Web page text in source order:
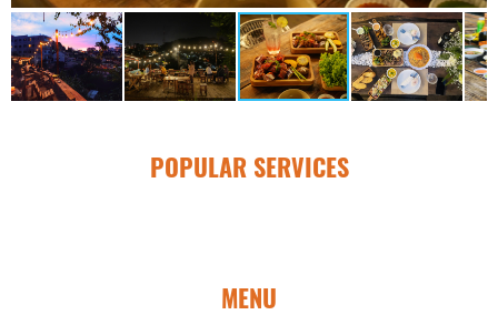
POPULAR SERVICES
MENU